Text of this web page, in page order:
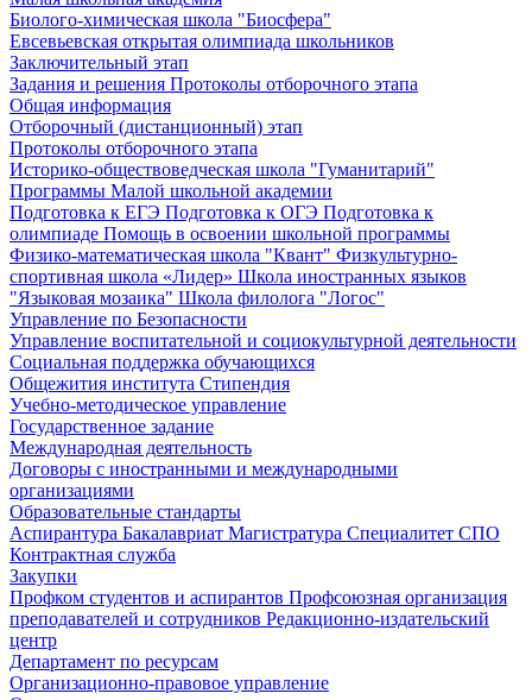
Биолого-химическая школа "Биосфера"
Евсевьевская открытая олимпиада школьников
Заключительный этап
Задания и решения Протоколы отборочного этапа
Общая информация
Отборочный (дистанционный) этап
Протоколы отборочного этапа
Историко-обществоведческая школа "Гуманитарий"
Программы Малой школьной академии
Подготовка к ЕГЭ Подготовка к ОГЭ Подготовка к
олимпиаде Помощь в освоении школьной программы
Физико-математическая школа "Квант" Физкультурно-
спортивная школа «Лидер» Школа иностранных языков
"Языковая мозаика" Школа филолога "Логос"
Управление по Безопасности
Управление воспитательной и социокультурной деятельности
Социальная поддержка обучающихся
Общежития института Стипендия
Учебно-методическое управление
Государственное задание
Международная деятельность
Договоры с иностранными и международными
организациями
Образовательные стандарты
Аспирантура Бакалавриат Магистратура Специалитет СПО
Контрактная служба
Закупки
Профком студентов и аспирантов Профсоюзная организация
преподавателей и сотрудников Редакционно-издательский
центр
Департамент по ресурсам
Организационно-правовое управление